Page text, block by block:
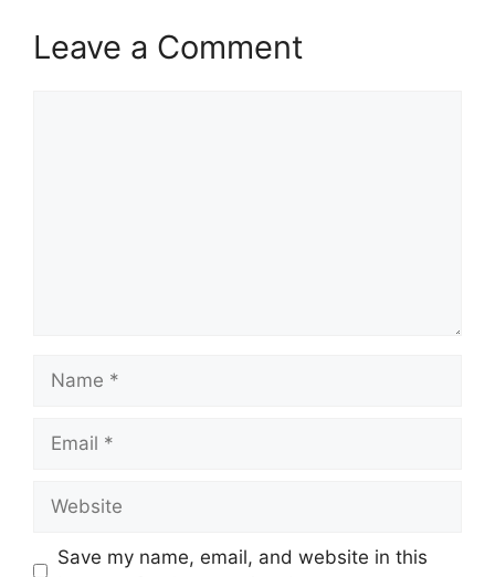
Leave a Comment
Save my name, email, and website in this